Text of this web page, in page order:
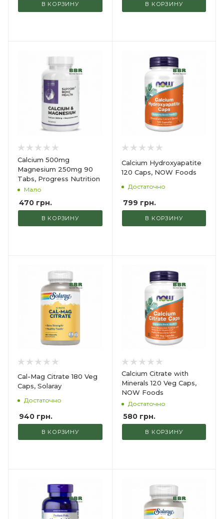
В КОРЗИНУ В КОРЗИНУ
Calcium 500mg
Magnesium 250mg 90
Tabs, Progress Nutrition
Мало
470 грн.
В КОРЗИНУ
Calcium Hydroxyapatite
120 Caps, NOW Foods
Достаточно
799 грн.
В КОРЗИНУ
Cal-Mag Citrate 180 Veg
Caps, Solaray
Достаточно
940 грн.
В КОРЗИНУ
Calcium Citrate with
Minerals 120 Veg Caps,
NOW Foods
Достаточно
580грн.
В КОРЗИНУ